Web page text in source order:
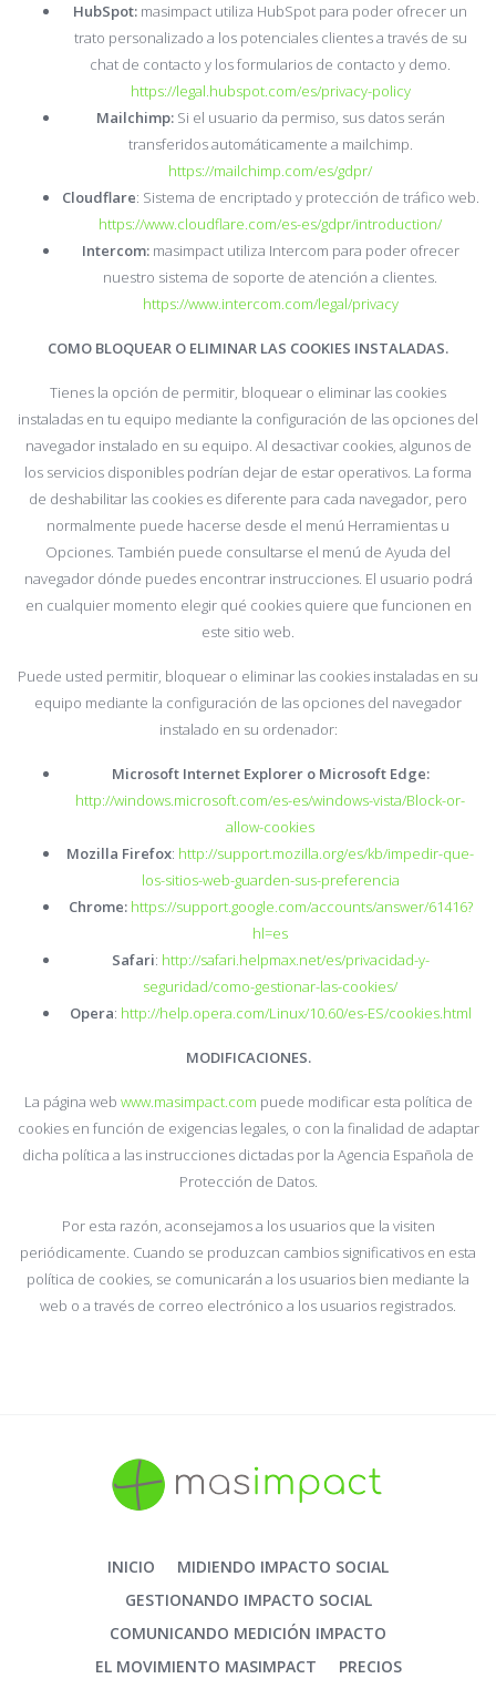
HubSpot: masimpact utiliza HubSpot para poder ofrecer un
trato personalizado a los potenciales clientes a través de su
chat de contacto y los formularios de contacto y demo.
https://legal.hubspot.com/es/privacy-policy
Mailchimp: Si el usuario da permiso, sus datos serán
transferidos automáticamente a mailchimp.
https://mailchimp.com/es/gdpr/
Cloudflare: Sistema de encriptado y protección de tráfico web.
https://www.cloudflare.com/es-es/gdpr/introduction/
Intercom: masimpact utiliza Intercom para poder ofrecer
nuestro sistema de soporte de atención a clientes.
https://www.intercom.com/legal/privacy
COMO BLOQUEAR O ELIMINAR LAS COOKIES INSTALADAS.
Tienes la opción de permitir, bloquear o eliminar las cookies
instaladas en tu equipo mediante la configuración de las opciones del
navegador instalado en su equipo. Al desactivar cookies, algunos de
los servicios disponibles podrían dejar de estar operativos. La forma
de deshabilitar las cookies es diferente para cada navegador, pero
normalmente puede hacerse desde el menú Herramientas u
Opciones. También puede consultarse el menú de Ayuda del
navegador dónde puedes encontrar instrucciones. El usuario podrá
en cualquier momento elegir qué cookies quiere que funcionen en
este sitio web.
Puede usted permitir, bloquear o eliminar las cookies instaladas en su
equipo mediante la configuración de las opciones del navegador
instalado en su ordenador:
Microsoft Internet Explorer o Microsoft Edge:
http://windows.microsoft.com/es-es/windows-vista/Block-or-
allow-cookies
Mozilla Firefox: http://support.mozilla.org/es/kb/impedir-que-
los-sitios-web-guarden-sus-preferencia
Chrome: https://support.google.com/accounts/answer/61416?
hl=es
Safari: http://safari.helpmax.net/es/privacidad-y-
seguridad/como-gestionar-las-cookies/
Opera: http://help.opera.com/Linux/10.60/es-ES/cookies.html
MODIFICACIONES.
La página web www.masimpact.com puede modificar esta política de
cookies en función de exigencias legales, o con la finalidad de adaptar
dicha política a las instrucciones dictadas por la Agencia Española de
Protección de Datos.
Por esta razón, aconsejamos a los usuarios que la visiten
periódicamente. Cuando se produzcan cambios significativos en esta
política de cookies, se comunicarán a los usuarios bien mediante la
web o a través de correo electrónico a los usuarios registrados.
INICIO
MIDIENDO IMPACTO SOCIAL
GESTIONANDO IMPACTO SOCIAL
COMUNICANDO MEDICIÓN IMPACTO
EL MOVIMIENTO MASIMPACT
PRECIOS